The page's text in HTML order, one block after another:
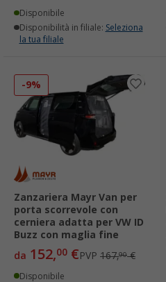
Disponibile
Disponibilità in filiale: Seleziona
la tua filiale
-9%
Zanzariera Mayr Van per
porta scorrevole con
cerniera adatta per VW ID
Buzz con maglia fine
da 152,00 €PVP 167,90€
Disponibile